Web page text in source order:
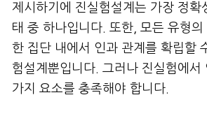
제시하기에 진실험설계는 가장 정확
태 중 하나입니다. 또한, 모든 유형의
한 집단 내에서 인과 관계를 확립할
험설계뿐입니다. 그러나 진실험에서
가지 요소를 충족해야 합니다.